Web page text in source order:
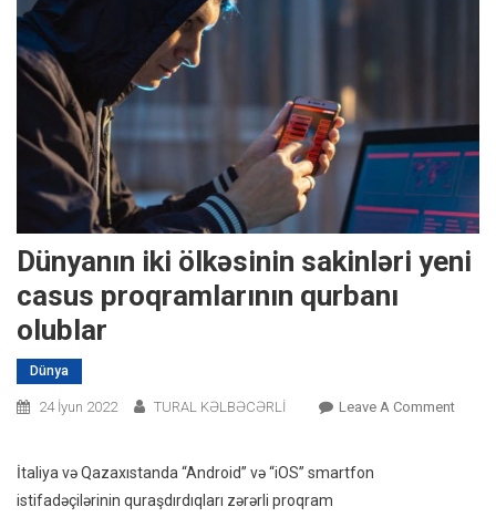
Dünyanın iki ölkəsinin sakinləri yeni
casus proqramlarının qurbanı
olublar
Dünya
24 İyun 2022 TURAL KƏLBƏCƏRLİ Leave A CommentOn
İtaliya və Qazaxıstanda “Android” və “iOS” smartfon
istifadəçilərinin quraşdırdıqları zərərli proqram